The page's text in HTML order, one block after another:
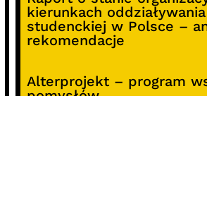
kierunkach
studenckiej w Polsce –
rekomendacje
Alterprojekt – program
pomysłów